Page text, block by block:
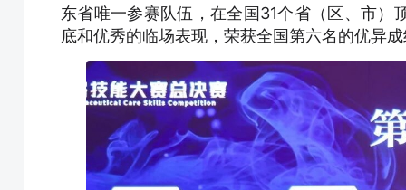
东省唯一参赛队伍，在全国31个省（区、市
底和优秀的临场表现，荣获全国第六名的优异